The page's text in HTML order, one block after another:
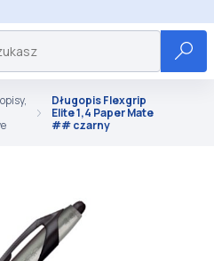
Długopis Flexgrip
Elite 1,4 Paper Mate
## czarny